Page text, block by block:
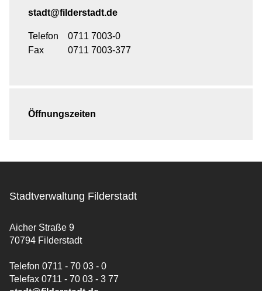
stadt@filderstadt.de
Telefon
0711 7003-0
Fax
0711 7003-377
Öffnungszeiten
Stadtverwaltung Filderstadt
Aicher Straße 9
70794 Filderstadt
Telefon 0711 - 70 03 - 0
Telefax 0711 - 70 03 - 3 77